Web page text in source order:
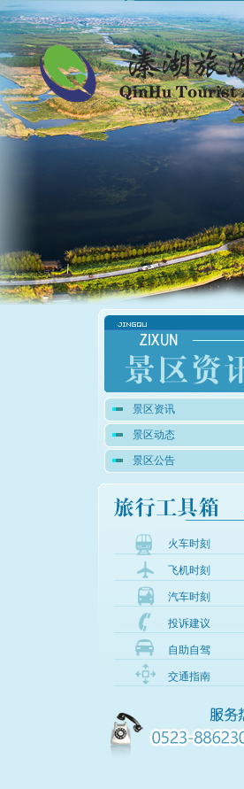
景区资讯
景区动态
景区公告
火车时刻
飞机时刻
汽车时刻
投诉建议
自助自驾
交通指南